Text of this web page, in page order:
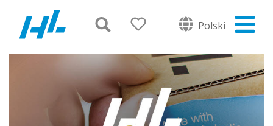
Polski